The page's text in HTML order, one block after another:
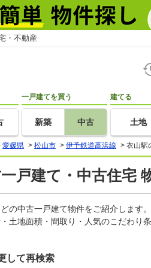
・不動産
一戸建てを買う
新築 中古
建てる
土地
愛媛県 > 松山市 > 伊予鉄道高浜線 > 衣山駅
戸建て・中古住宅
の中古一戸建て物件をご紹介しま
土地面積・間取り・人気のこだわ
して再検索